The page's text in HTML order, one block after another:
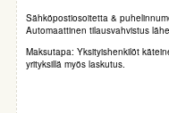
Sähköpostiosoitetta &
Automaattinen tilausvahvistus
Maksutapa: Yksityishenkilöt
yrityksillä myös laskutus.